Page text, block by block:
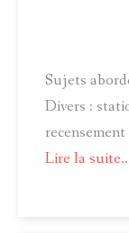
Sujets
Divers :
Lire la